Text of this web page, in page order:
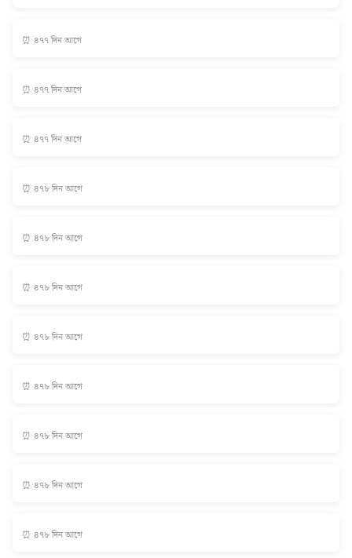
⏰ ৪৭৭ দিন আগে
⏰ ৪৭৭ দিন আগে
⏰ ৪৭৭ দিন আগে
⏰ ৪৭৮ দিন আগে
⏰ ৪৭৮ দিন আগে
⏰ ৪৭৮ দিন আগে
⏰ ৪৭৮ দিন আগে
⏰ ৪৭৮ দিন আগে
⏰ ৪৭৮ দিন আগে
⏰ ৪৭৮ দিন আগে
⏰ ৪৭৮ দিন আগে